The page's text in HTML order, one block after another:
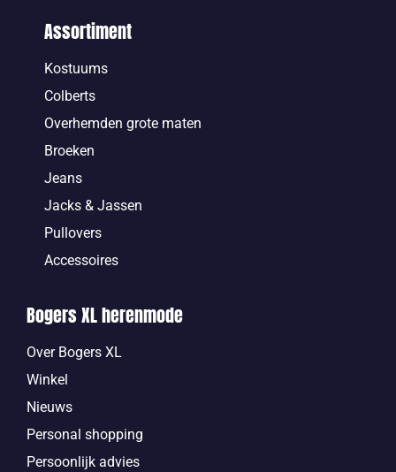
Assortiment
Kostuums
Colberts
Overhemden grote maten
Broeken
Jeans
Jacks & Jassen
Pullovers
Accessoires
Bogers XL herenmode
Over Bogers XL
Winkel
Nieuws
Personal shopping
Persoonlijk advies